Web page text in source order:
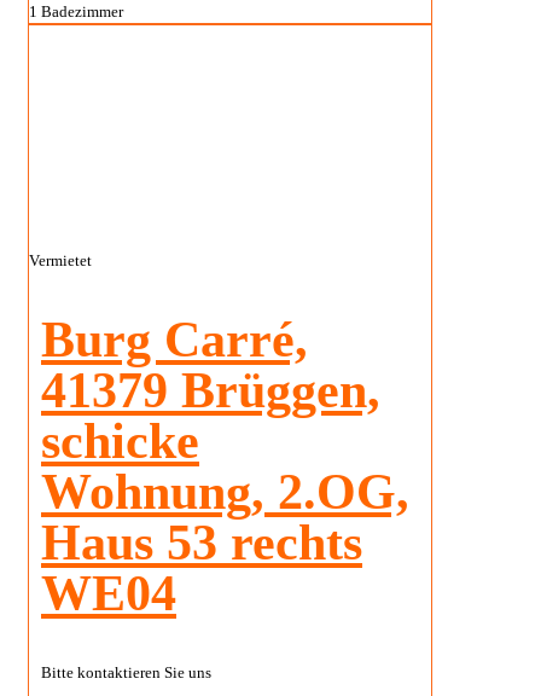
1 Badezimmer
Vermietet
Burg Carré,
41379 Brüggen,
schicke
Wohnung, 2.OG,
Haus 53 rechts
WE04
Bitte kontaktieren Sie uns